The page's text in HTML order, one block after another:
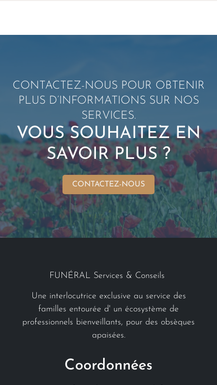
CONTACTEZ-NOUS POUR OBTENIR
PLUS D’INFORMATIONS SUR NOS
SERVICES.
VOUS SOUHAITEZ EN
SAVOIR PLUS ?
CONTACTEZ-NOUS
FUNÉRAL Services & Conseils
Une interlocutrice exclusive au service des
familles entourée d' un écosystème de
professionnels bienveillants, pour des obsèques
apaisées.
Coordonnées